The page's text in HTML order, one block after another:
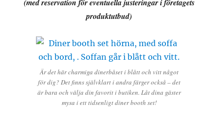
(med reservation för eventuella justeringar i företagets
produktutbud)
Är det här charmiga dinerbåset i blått och vitt något
för dig? Det finns självklart i andra färger också – det
är bara och välja din favorit i butiken. Låt dina gäster
mysa i ett tidsenligt diner booth set!